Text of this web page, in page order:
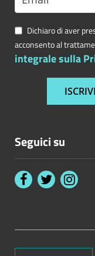
Dichiaro di aver
acconsento al
integrale sulla
Seguici su